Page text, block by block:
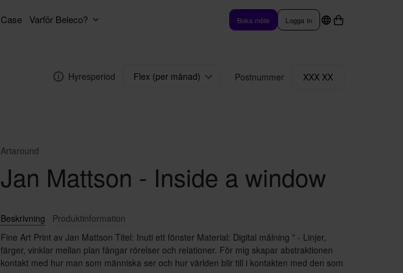
Case Varför Beleco? Boka möte Logga In
Hyresperiod Flex (per månad) Postnummer XXX XX
Artaround
Jan Mattson - Inside a window
Beskrivning
Produktinformation
Fine Art Print av Jan Mattson Titel: Inuti ett fönster Material: Digital målning " - Linjer,
färger, vinklar mellan plan fångar rörelser och relationer. För mig skapar abstraktionen
kontakt med hur man som människa ser och hur världen blir till i kontakten med den som